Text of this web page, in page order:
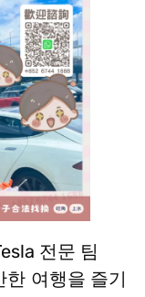
전문 팀
여행을 즐기